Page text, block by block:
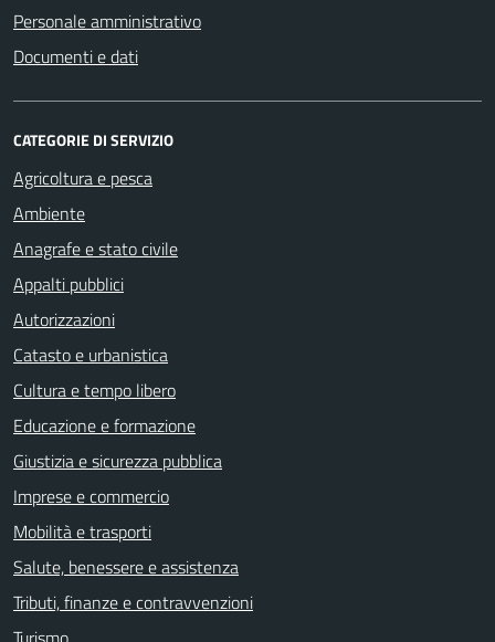
Personale amministrativo
Documenti e dati
CATEGORIE DI SERVIZIO
Agricoltura e pesca
Ambiente
Anagrafe e stato civile
Appalti pubblici
Autorizzazioni
Catasto e urbanistica
Cultura e tempo libero
Educazione e formazione
Giustizia e sicurezza pubblica
Imprese e commercio
Mobilità e trasporti
Salute, benessere e assistenza
Tributi, finanze e contravvenzioni